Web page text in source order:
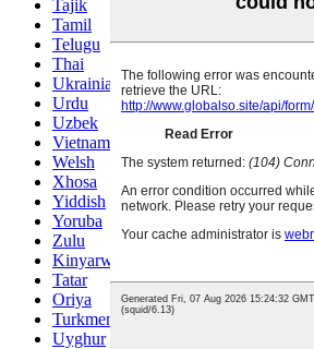
Tajik
Tamil
Telugu
Thai
Ukrainian
Urdu
Uzbek
Vietnamese
Welsh
Xhosa
Yiddish
Yoruba
Zulu
Kinyarwanda
Tatar
Oriya
Turkmen
Uyghur